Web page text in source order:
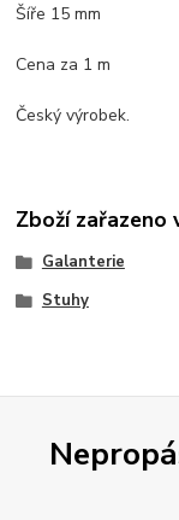
Šíře 15 mm
Cena za 1 m
Český výrobek.
Zboží zařazeno
Galanterie
Stuhy